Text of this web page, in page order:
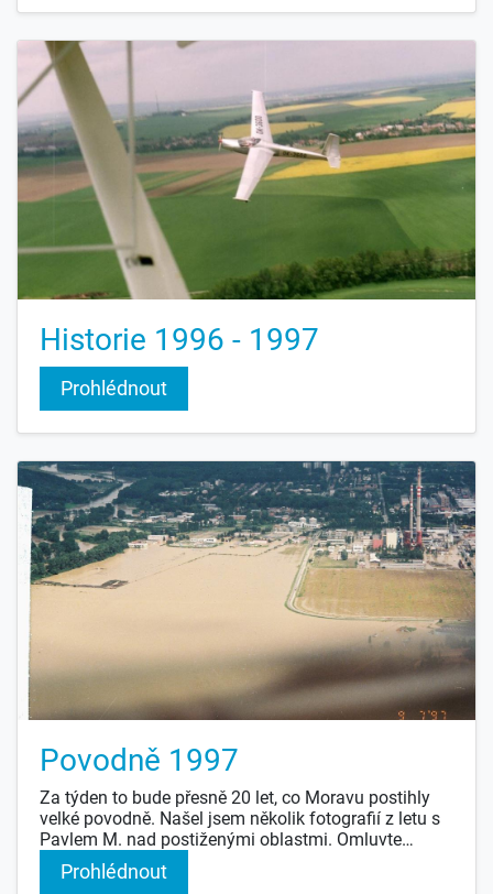
Historie 1996 - 1997
Prohlédnout
Povodně 1997
Za týden to bude přesně 20 let, co Moravu postihly
velké povodně. Našel jsem několik fotografií z letu s
Pavlem M. nad postiženými oblastmi. Omluvte
kvalitu naskenovaných snímků.
Prohlédnout